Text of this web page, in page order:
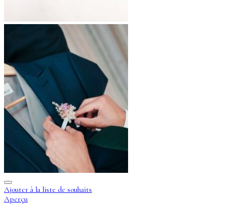
Ajouter à la liste de souhaits
Aperçu